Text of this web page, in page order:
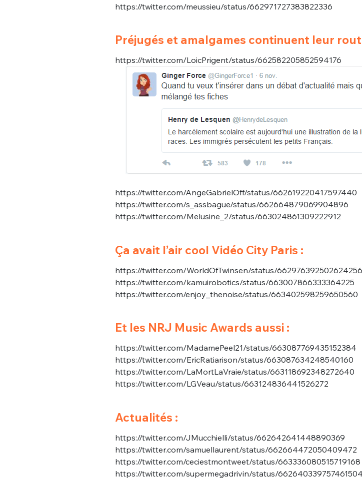
https://twitter.com/meussieu/status/662971727383822336
Préjugés et amalgames continuent leur
https://twitter.com/LoicPrigent/status/662582205852594176
https://twitter.com/AngeGabrielOff/status/662619220417597440
https://twitter.com/s_assbague/status/662664879069904896
https://twitter.com/Melusine_2/status/663024861309222912
Ça avait l’air cool Vidéo City Paris :
https://twitter.com/WorldOfTwinsen/status/662976392502624256
https://twitter.com/kamuirobotics/status/663007866333364225
https://twitter.com/enjoy_thenoise/status/663402598259650560
Et les NRJ Music Awards aussi :
https://twitter.com/MadamePeel21/status/663087769435152384
https://twitter.com/EricRatiarison/status/663087634248540160
https://twitter.com/LaMortLaVraie/status/663118692348272640
https://twitter.com/LGVeau/status/663124836441526272
Actualités :
https://twitter.com/JMucchielli/status/662642641448890369
https://twitter.com/samuellaurent/status/662664472050409472
https://twitter.com/ceciestmontweet/status/663336080515719168
https://twitter.com/supermegadrivin/status/662640339757461504
Bienvenue !
PSEUDO*
VOTRE PARTICIPATION
Que souhaitez-vous proposer ?